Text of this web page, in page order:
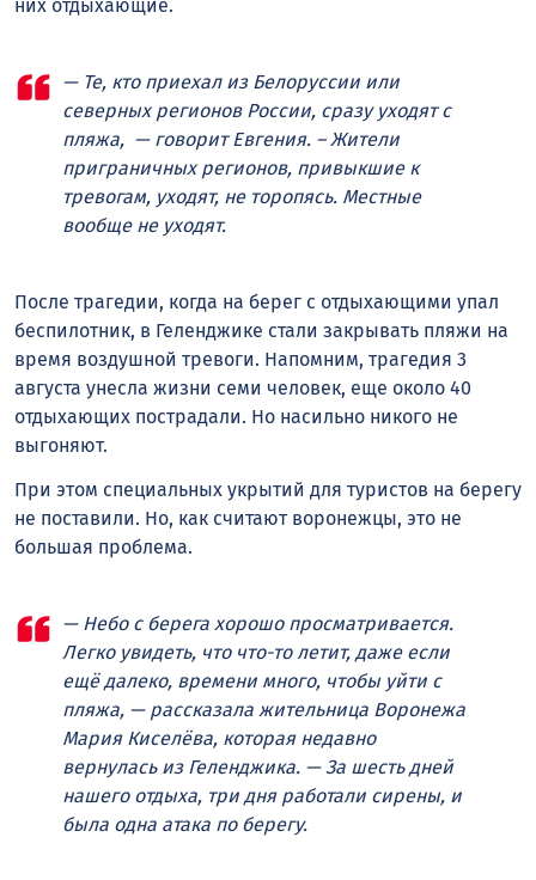
них отдыхающие.
— Те, кто приехал из Белоруссии или
северных регионов России, сразу уходят с
пляжа, — говорит Евгения. – Жители
приграничных регионов, привыкшие к
тревогам, уходят, не торопясь. Местные
вообще не уходят.
После трагедии, когда на берег с отдыхающими упал
беспилотник, в Геленджике стали закрывать пляжи на
время воздушной тревоги. Напомним, трагедия 3
августа унесла жизни семи человек, еще около 40
отдыхающих пострадали. Но насильно никого не
выгоняют.
При этом специальных укрытий для туристов на берегу
не поставили. Но, как считают воронежцы, это не
большая проблема.
— Небо с берега хорошо просматривается.
Легко увидеть, что что-то летит, даже если
ещё далеко, времени много, чтобы уйти с
пляжа, — рассказала жительница Воронежа
Мария Киселёва, которая недавно
вернулась из Геленджика. — За шесть дней
нашего отдыха, три дня работали сирены, и
была одна атака по берегу.